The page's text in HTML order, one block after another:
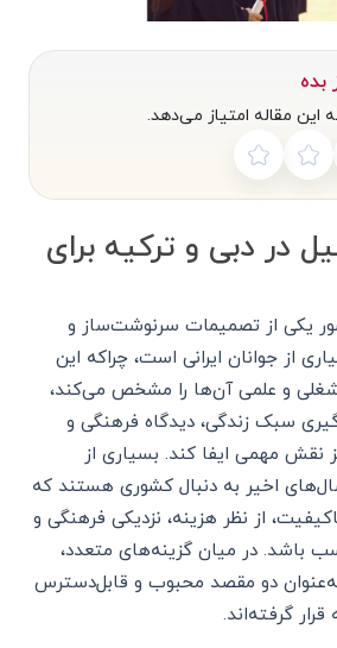
بده
این مقاله امتیاز می‌دهد.
در دبی و ترکیه برای
یکی از تصمیمات سرنوشت‌ساز و
از جوانان ایرانی است، چراکه این
و علمی آن‌ها را مشخص می‌کند،
سبک زندگی، دیدگاه فرهنگی و
نقش مهمی ایفا کند. بسیاری از
اخیر به دنبال کشوری هستند که
از نظر هزینه، نزدیکی فرهنگی و
باشد. در میان گزینه‌های متعدد،
دو مقصد محبوب و قابل‌دسترس
گرفته‌اند.